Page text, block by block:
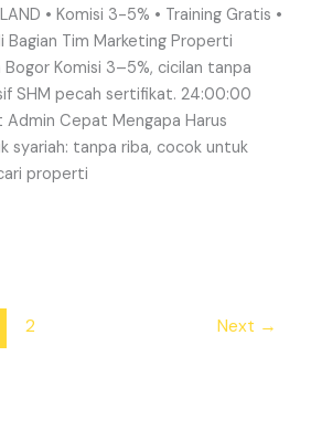
• Komisi 3-5% • Training Gratis •
Bagian Tim Marketing Properti
Bogor Komisi 3–5%, cicilan tanpa
SHM pecah sertifikat. 24:00:00
Cepat Mengapa Harus
syariah: tanpa riba, cocok untuk
properti
2 Next →